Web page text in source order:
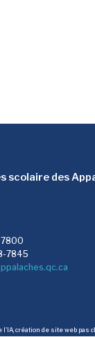
scolaire des
7845
l'IA création de site web pas